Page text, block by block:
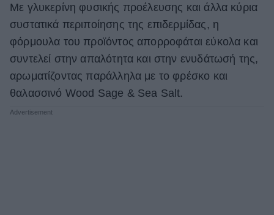
Με γλυκερίνη φυσικής προέλευσης και άλλα κύρια
συστατικά περιποίησης της επιδερμίδας, η
φόρμουλα του προϊόντος απορροφάται εύκολα και
συντελεί στην απαλότητα και στην ενυδάτωσή της,
αρωματίζοντας παράλληλα με το φρέσκο και
θαλασσινό Wood Sage & Sea Salt.